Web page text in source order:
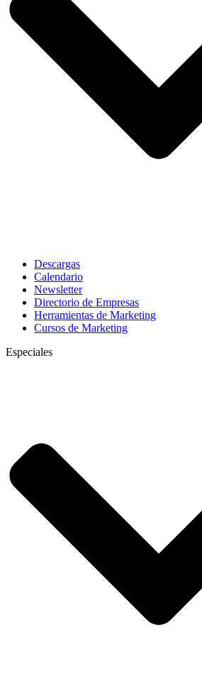
Descargas
Calendario
Newsletter
Directorio de Empresas
Herramientas de Marketing
Cursos de Marketing
Especiales